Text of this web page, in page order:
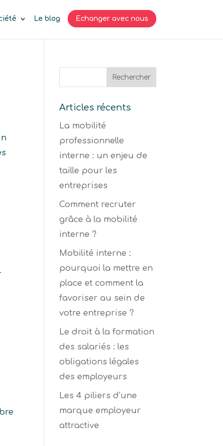
Le blog Echanger avec nous
Articles récents
La mobilité
professionnelle
interne : un enjeu de
taille pour les
entreprises
Comment recruter
grâce à la mobilité
interne ?
Mobilité interne :
pourquoi la mettre en
place et comment la
favoriser au sein de
votre entreprise ?
Le droit à la formation
des salariés : les
obligations légales
des employeurs
Les 4 piliers d’une
marque employeur
attractive